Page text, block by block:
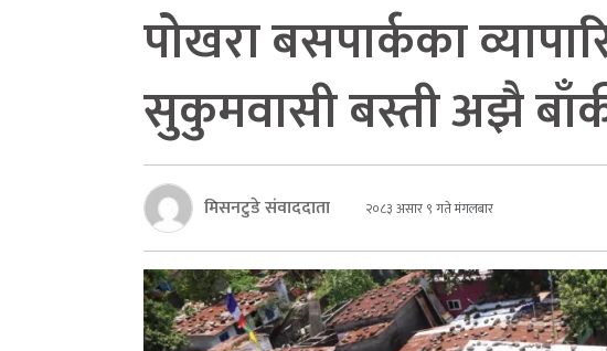
पोखरा बसपार्कका
सुकुमवासी बस्ती अझै
मिसनटुडे संवाददाता २०८३ असार ९ गते मंगलबार